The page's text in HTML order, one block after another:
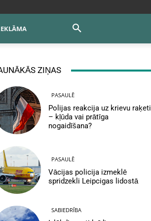
ZIŅAS
PASAULĒ
Polijas reakcija uz krievu raķeti
– kļūda vai prātīga
nogaidīšana?
PASAULĒ
Vācijas policija izmeklē
spridzekli Leipcigas lidostā
SABIEDRĪBA